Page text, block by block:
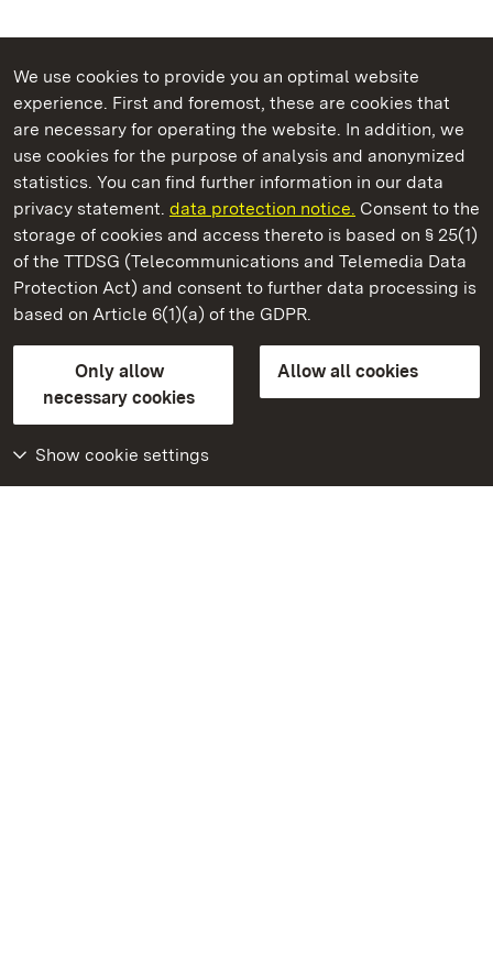
We use cookies to provide you an optimal website
experience. First and foremost, these are cookies that
are necessary for operating the website. In addition, we
use cookies for the purpose of analysis and anonymized
statistics. You can find further information in our data
privacy statement. data protection notice. Consent to the
storage of cookies and access thereto is based on § 25(1)
of the TTDSG (Telecommunications and Telemedia Data
Protection Act) and consent to further data processing is
based on Article 6(1)(a) of the GDPR.
Only allow
necessary cookies
Allow all cookies
Show cookie settings
State Palaces and Gardens of Baden-Wuerttemberg
Staatliche Schlösser und Gärten Baden‑Württemberg
State Palaces and Gardens of Baden-Wuerttemberg
Contact usFAQMasthead
Declaration on barrier-free access
BITV-konform (geprüfte Seiten)